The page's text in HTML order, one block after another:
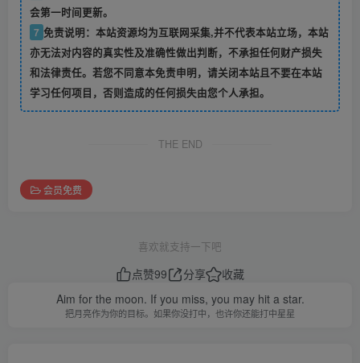
会第一时间更新。
7 免责说明：本站资源均为互联网采集,并不代表本站立场，本站
亦无法对内容的真实性及准确性做出判断，不承担任何财产损失
和法律责任。若您不同意本免责申明，请关闭本站且不要在本站
学习任何项目，否则造成的任何损失由您个人承担。
THE END
会员免费
喜欢就支持一下吧
点赞99 分享
收藏
Aim for the moon. If you miss, you may hit a star.
把月亮作为你的目标。如果你没打中，也许你还能打中星星